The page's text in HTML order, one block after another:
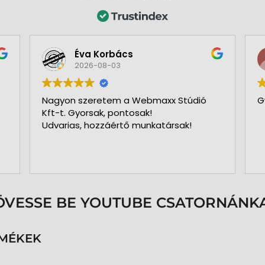
Éva Korbács
2026-08-03
Nagyon szeretem a Webmaxx Stúdió
Kft-t. Gyorsak, pontosak!
Udvarias, hozzáértő munkatársak!
BE YOUTUBE